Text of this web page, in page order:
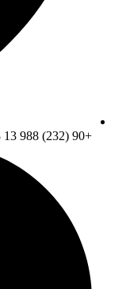
+90 (232) 988 13 03